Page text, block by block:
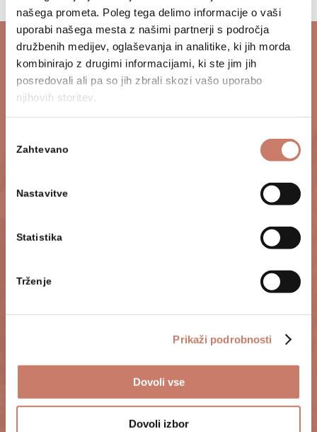
našega prometa. Poleg tega delimo informacije o vaši
uporabi našega mesta z našimi partnerji s področja
družbenih medijev, oglaševanja in analitike, ki jih morda
kombinirajo z drugimi informacijami, ki ste jim jih
posredovali ali pa so jih zbrali skozi vašo uporabo
njihovih storitev.
soglasja
Zahtevano
Nastavitve
Statistika
Trženje
Prikaži podrobnosti
Dovoli vse
Dovoli izbor
Najava obiska
Priporočamo, da se o najustreznejši obliki
programa z muzejsko službo dogovorite ob
najavi. Ta ukrep dodatno zagotavlja
kakovostno izvedbo programa, kar bo v
najavi opozorite na posebne želje glede
bomo odgovorili na vsa vaša dodatna